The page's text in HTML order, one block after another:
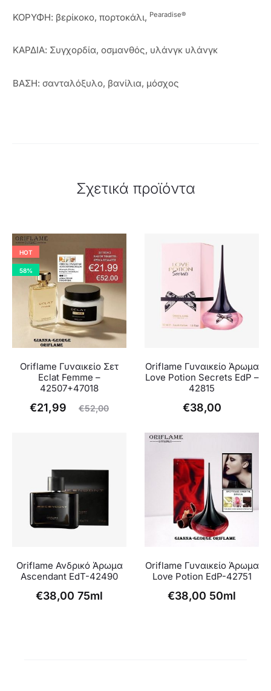
ΚΟΡΥΦΗ: βερίκοκο, πορτοκάλι, Pearadise®
ΚΑΡΔΙΑ: Συγχορδία, οσμανθός, υλάνγκ υλάνγκ
ΒΑΣΗ: σανταλόξυλο, βανίλια, μόσχος
Σχετικά προϊόντα
HOT
58%
Oriflame Γυναικείο Σετ
Eclat Femme –
42507+47018
€52,00
Original
€21,99
Η
Oriflame Γυναικείο Άρωμα
Love Potion Secrets EdP –
42815
€38,00
Oriflame Ανδρικό Άρωμα
Ascendant EdT-42490
€38,00 75ml
Oriflame Γυναικείο Άρωμα
Love Potion EdP-42751
€38,00 50ml